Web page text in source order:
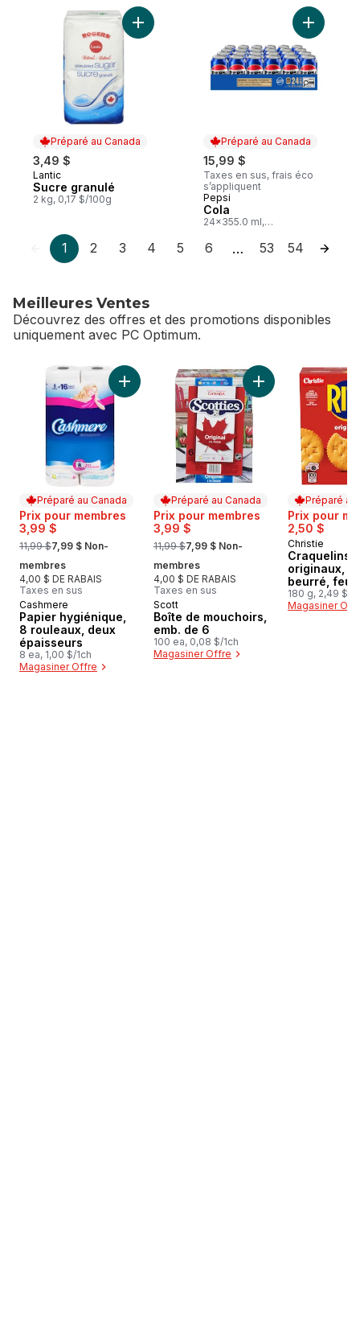
Préparé au Canada
3,49 $
Préparé au Canada
Lantic
Sucre granulé
2 kg, 0,17 $/100g
Ajouter Sucre granulé au panier
Préparé au Canada
15,99 $
Taxes en sus, frais éco
s’appliquent
Préparé au Canada
Pepsi
Cola
24x355.0 ml,
Ajouter
1 2 3 4 5 6 … 53 54
Meilleures Ventes
Découvrez des offres et des promotions disponibles
uniquement avec PC Optimum.
sauter Meilleures Ventes
Préparé au Canada
Prix pour membres
3,99 $
, formerly:
11,99 $7,99 $ Non-
membres
4,00 $ DE RABAIS
Taxes en sus
Préparé au Canada
Cashmere
Papier hygiénique,
8 rouleaux, deux
épaisseurs
8 ea, 1,00 $/1ch
Magasiner Offre
Ajouter Papier hygiénique, 8 rouleaux,
Préparé au Canada
Prix pour membres
3,99 $
, formerly:
11,99 $7,99 $ Non-
membres
4,00 $ DE RABAIS
Taxes en sus
Préparé au Canada
Scott
Boîte de mouchoirs,
emb. de 6
100 ea, 0,08 $/1ch
Magasiner Offre
Ajouter Boîte de
Préparé au
Prix pour
2,50 $
Préparé au
Christie
Craquelins
originaux,
beurré,
craquelin
bouche
180 g, 2,49 $/
Magasiner